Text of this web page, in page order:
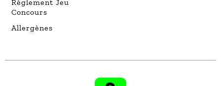
Règlement Jeu
Concours
Allergènes